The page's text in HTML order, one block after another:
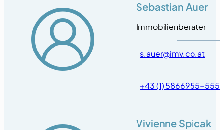
Sebastian Auer
Immobilienberater
s.auer@imv.co.at
+43 (1) 5866955-555
Vivienne Spicak